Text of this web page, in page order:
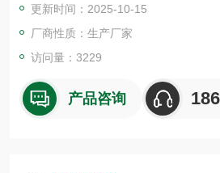
物，便可直接检测。整个检测过程非常简
更新时间：2025-10-15
厂商性质：生产厂家
访问量：3229
产品咨询